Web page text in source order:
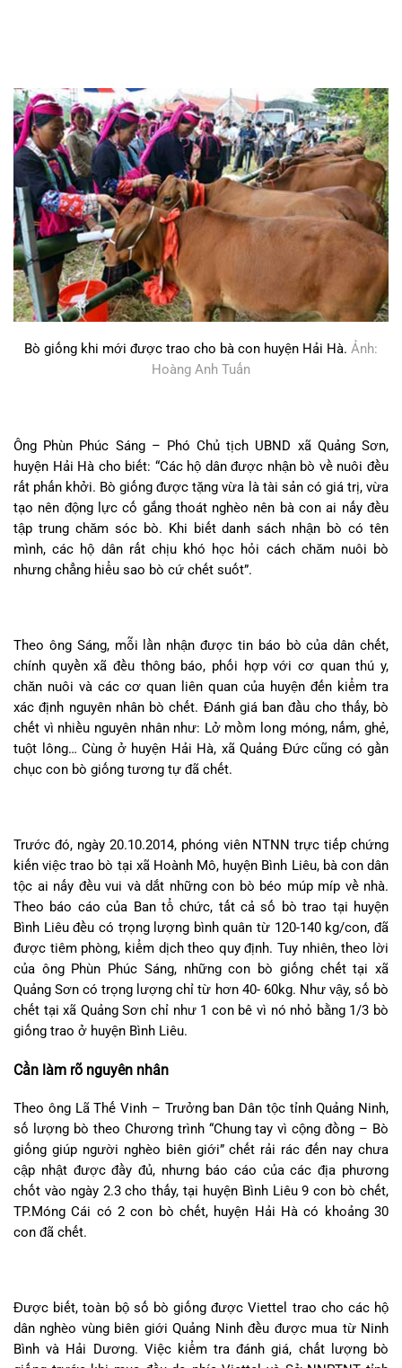
Bò giống khi mới được trao cho bà con huyện Hải Hà. Ảnh:
Hoàng Anh Tuấn
Ông Phùn Phúc Sáng – Phó Chủ tịch UBND xã Quảng Sơn,
huyện Hải Hà cho biết: “Các hộ dân được nhận bò về nuôi đều
rất phấn khởi. Bò giống được tặng vừa là tài sản có giá trị, vừa
tạo nên động lực cố gắng thoát nghèo nên bà con ai nấy đều
tập trung chăm sóc bò. Khi biết danh sách nhận bò có tên
mình, các hộ dân rất chịu khó học hỏi cách chăm nuôi bò
nhưng chẳng hiểu sao bò cứ chết suốt”.
Theo ông Sáng, mỗi lần nhận được tin báo bò của dân chết,
chính quyền xã đều thông báo, phối hợp với cơ quan thú y,
chăn nuôi và các cơ quan liên quan của huyện đến kiểm tra
xác định nguyên nhân bò chết. Đánh giá ban đầu cho thấy, bò
chết vì nhiều nguyên nhân như: Lở mồm long móng, nấm, ghẻ,
tuột lông… Cùng ở huyện Hải Hà, xã Quảng Đức cũng có gần
chục con bò giống tương tự đã chết.
Trước đó, ngày 20.10.2014, phóng viên NTNN trực tiếp chứng
kiến việc trao bò tại xã Hoành Mô, huyện Bình Liêu, bà con dân
tộc ai nấy đều vui và dắt những con bò béo múp míp về nhà.
Theo báo cáo của Ban tổ chức, tất cả số bò trao tại huyện
Bình Liêu đều có trọng lượng bình quân từ 120-140 kg/con, đã
được tiêm phòng, kiểm dịch theo quy định. Tuy nhiên, theo lời
của ông Phùn Phúc Sáng, những con bò giống chết tại xã
Quảng Sơn có trọng lượng chỉ từ hơn 40- 60kg. Như vậy, số bò
chết tại xã Quảng Sơn chỉ như 1 con bê vì nó nhỏ bằng 1/3 bò
giống trao ở huyện Bình Liêu.
Cần làm rõ nguyên nhân
Theo ông Lã Thế Vinh – Trưởng ban Dân tộc tỉnh Quảng Ninh,
số lượng bò theo Chương trình “Chung tay vì cộng đồng – Bò
giống giúp người nghèo biên giới” chết rải rác đến nay chưa
cập nhật được đầy đủ, nhưng báo cáo của các địa phương
chốt vào ngày 2.3 cho thấy, tại huyện Bình Liêu 9 con bò chết,
TP.Móng Cái có 2 con bò chết, huyện Hải Hà có khoảng 30
con đã chết.
Được biết, toàn bộ số bò giống được Viettel trao cho các hộ
dân nghèo vùng biên giới Quảng Ninh đều được mua từ Ninh
Bình và Hải Dương. Việc kiểm tra đánh giá, chất lượng bò